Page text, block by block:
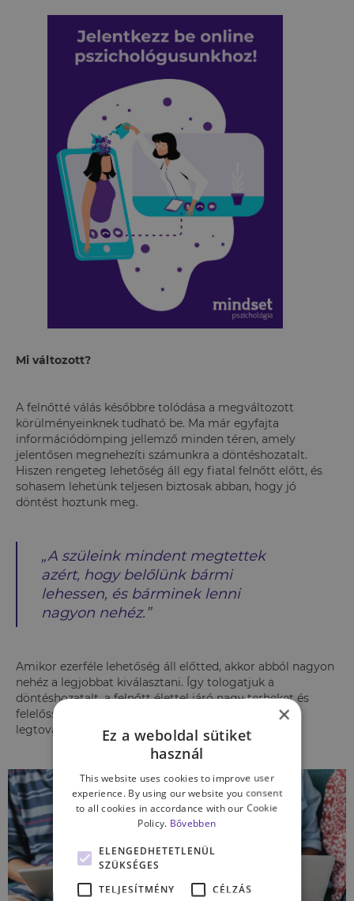
Mi változott?
A felnőtté válás későbbre tolódása a megváltozott
körülményeinknek tudható be. Ma már egyfajta
információdömping jellemző minden téren, amely
jelentősen megnehezíti számunkra a döntéshozatalt.
Hiszen rengeteg lehetőség áll egy fiatal felnőtt előtt, és
sohasem lehetünk teljesen biztosak abban, hogy jó
döntést hoztunk meg.
„A szüleink mindent megtettek
azért, hogy belőlünk bármi
lehessen, és bárminek lenni
nagyon nehéz.”
Amikor ezerféle lehetőség áll előtted, akkor abból nagyon
nehéz a legjobbat kiválasztani. Így tologatjuk a
döntéshozatalt, a felnőtt élettel járó nagy terheket és
felelősséget, és helyette megpróbálunk a lehető
legtovább gyermekek maradni.
×
Ez a weboldal sütiket
használ
This website uses cookies to improve user
experience. By using our website you consent
to all cookies in accordance with our Cookie
Policy. Bővebben
ELENGEDHETETLENÜL
SZÜKSÉGES
TELJESÍTMÉNY
CÉLZÁS